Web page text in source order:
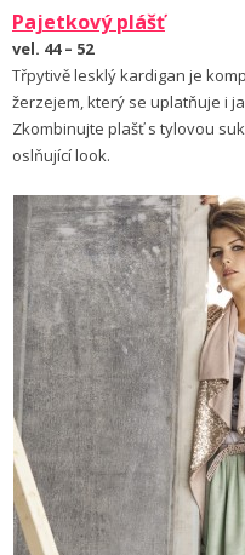
Pajetkový plášť
vel. 44 – 52
Třpytivě lesklý kardigan je
žerzejem, který se uplatňuje i
Zkombinujte plašť s tylovou
oslňující look.